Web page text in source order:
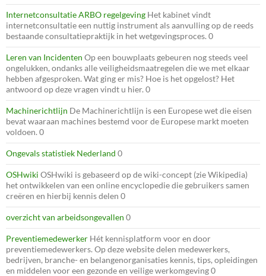
Internetconsultatie ARBO regelgeving Het kabinet vindt
internetconsultatie een nuttig instrument als aanvulling op de reeds
bestaande consultatiepraktijk in het wetgevingsproces. 0
Leren van Incidenten Op een bouwplaats gebeuren nog steeds veel
ongelukken, ondanks alle veiligheidsmaatregelen die we met elkaar
hebben afgesproken. Wat ging er mis? Hoe is het opgelost? Het
antwoord op deze vragen vindt u hier. 0
Machinerichtlijn De Machinerichtlijn is een Europese wet die eisen
bevat waaraan machines bestemd voor de Europese markt moeten
voldoen. 0
Ongevals statistiek Nederland 0
OSHwiki OSHwiki is gebaseerd op de wiki-concept (zie Wikipedia)
het ontwikkelen van een online encyclopedie die gebruikers samen
creëren en hierbij kennis delen 0
overzicht van arbeidsongevallen 0
Preventiemedewerker Hét kennisplatform voor en door
preventiemedewerkers. Op deze website delen medewerkers,
bedrijven, branche- en belangenorganisaties kennis, tips, opleidingen
en middelen voor een gezonde en veilige werkomgeving 0